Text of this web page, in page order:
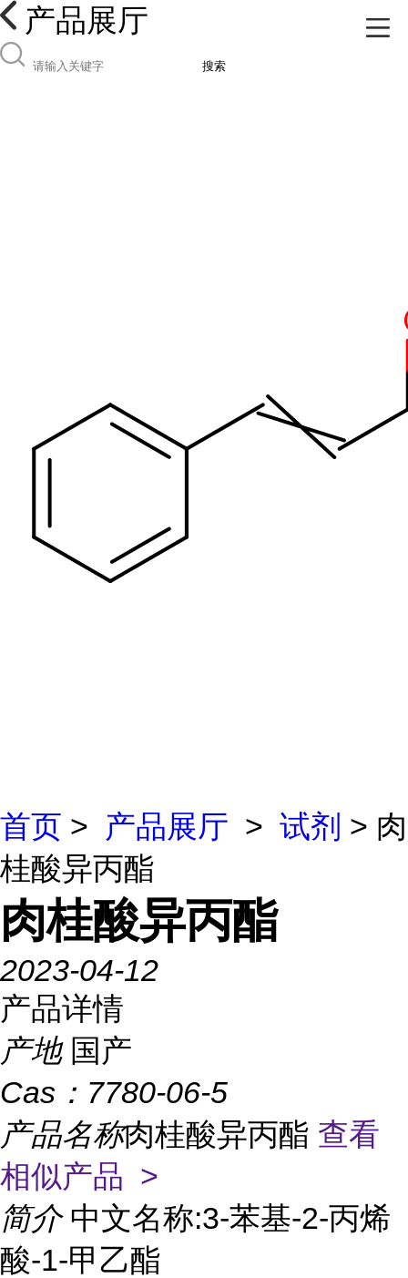
产品展厅
搜索
首页 > 产品展厅 > 试剂 > 肉
桂酸异丙酯
肉桂酸异丙酯
2023-04-12
产品详情
产地 国产
Cas： 7780-06-5
产品名称肉桂酸异丙酯 查看
相似产品 >
简介 中文名称:3-苯基-2-丙烯
酸-1-甲乙酯